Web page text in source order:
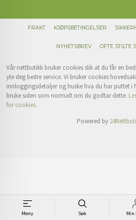
Meny Søk Min
FRAKT KJØPSBETINGELSER
NYHETSBREV OFTE STILTE
Vår nettbutikk bruker cookies slik at du får en
yte deg bedre service. Vi bruker cookies
innloggingsdetaljer og huske hva du har puttet i
bruke siden som normalt om du godtar dette.
for cookies.
Powered by